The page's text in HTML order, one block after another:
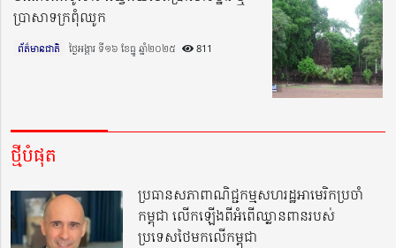
ប្រាសាទក្រពុំឈូក
ព័ត៌មានជាតិ ថ្ងៃអង្គារ ទី១៦ ខែធ្នូ ឆ្នាំ២០២៥​ 811
ថ្មីបំផុត
ប្រធានសភាពាណិជ្ជកម្មសហរដ្ឋអាមេរិកប្រចាំ
កម្ពុជា លើកឡើងពីអំពើឈ្លានពានរបស់
ប្រទេសថៃមកលើកម្ពុជា